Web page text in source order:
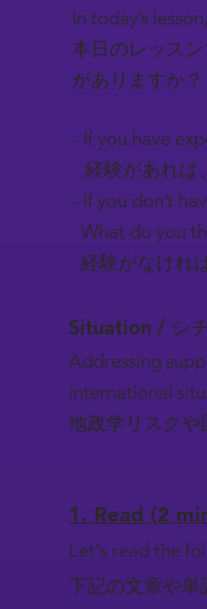
In today’s
本日のレッス
がありますか？​
- If you have
経験があれば
- If you don’t
What do you
経験がなけれ
Situation / シ
Addressing
international
地政学リスクや
1. Read (2
Let's read the
下記の文章や単